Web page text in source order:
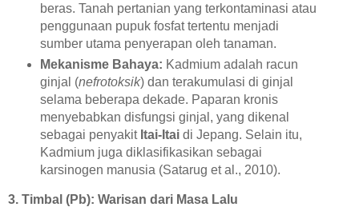
beras. Tanah pertanian yang terkontaminasi atau
penggunaan pupuk fosfat tertentu menjadi
sumber utama penyerapan oleh tanaman.
Mekanisme Bahaya: Kadmium adalah racun
ginjal (nefrotoksik) dan terakumulasi di ginjal
selama beberapa dekade. Paparan kronis
menyebabkan disfungsi ginjal, yang dikenal
sebagai penyakit Itai-Itaidi Jepang. Selain itu,
Kadmium juga diklasifikasikan sebagai
karsinogen manusia (Satarug et al., 2010).
3. Timbal (Pb): Warisan dari Masa Lalu